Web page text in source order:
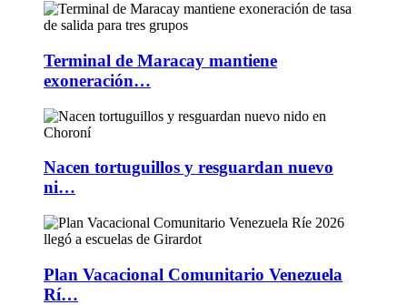
Terminal de Maracay mantiene
exoneración…
Nacen tortuguillos y resguardan nuevo
ni…
Plan Vacacional Comunitario Venezuela
Rí…